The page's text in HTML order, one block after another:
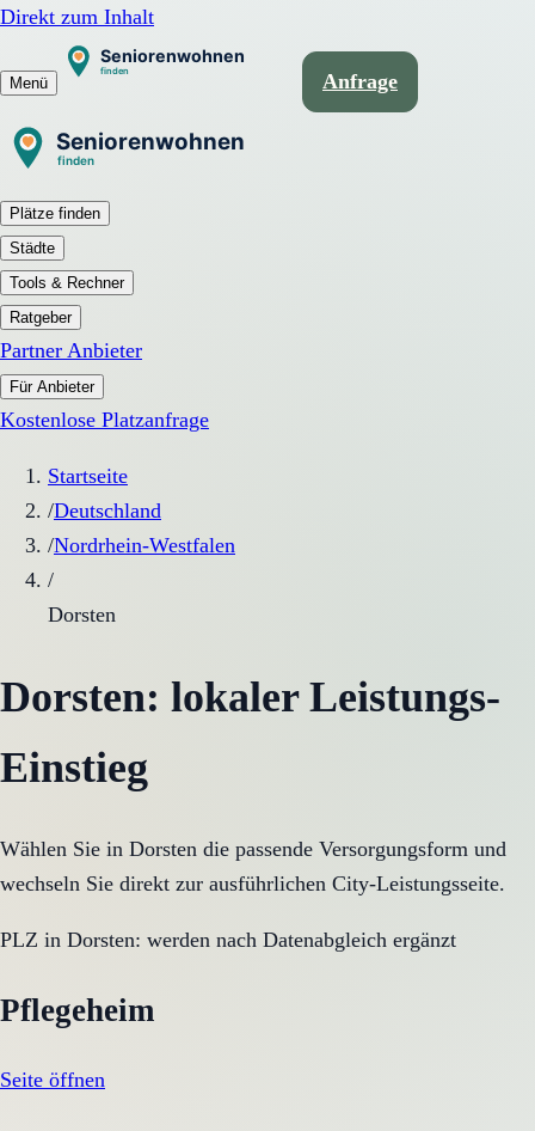
Direkt zum Inhalt
Menü Anfrage
Plätze finden
Städte
Tools & Rechner
Ratgeber
Partner Anbieter
Für Anbieter
Kostenlose Platzanfrage
Startseite
/Deutschland
/Nordrhein-Westfalen
/
Dorsten
Dorsten: lokaler Leistungs-
Einstieg
Wählen Sie in Dorsten die passende Versorgungsform und
wechseln Sie direkt zur ausführlichen City-Leistungsseite.
PLZ in Dorsten: werden nach Datenabgleich ergänzt
Pflegeheim
Seite öffnen